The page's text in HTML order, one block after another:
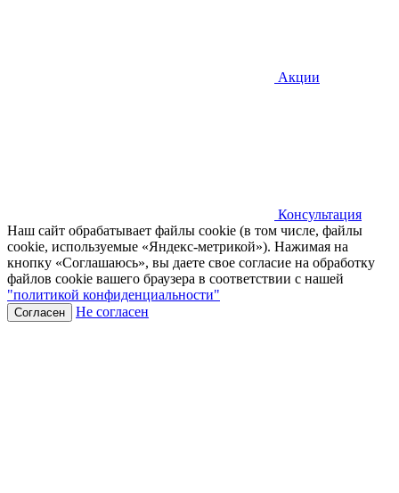
Акции
Консультация
Наш сайт обрабатывает файлы cookie (в том числе, файлы
cookie, используемые «Яндекс-метрикой»). Нажимая на
кнопку «Соглашаюсь», вы даете свое согласие на обработку
файлов cookie вашего браузера в соответствии с нашей
"политикой конфиденциальности"
Согласен Не согласен